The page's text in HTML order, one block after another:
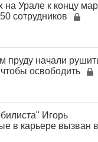
на Урале к концу
сотрудников
пруду начали
освободить
Игорь
в карьере вызван в